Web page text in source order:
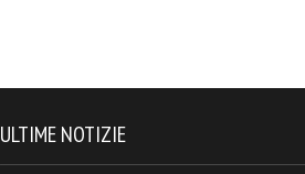
ULTIME NOTIZIE